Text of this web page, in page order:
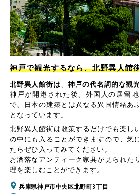
神戸で観光するなら、北野異人館
北野異人館街は、神戸の代名詞的な観
神戸が開港された後、外国人の居留
で、日本の建築とは異なる異国情緒あ
となっています。
北野異人館街は散策するだけでも楽し
の中にも入ることができますので、気
たらぜひ入ってみてください。
お洒落なアンティーク家具が見られた
理を楽しむことができます。
兵庫県神戸市中央区北野町3丁目